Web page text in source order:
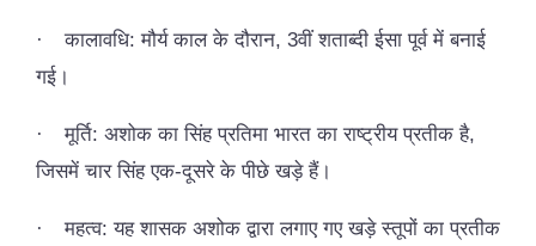
·
कालावधि: मौर्य काल के दौरान, 3वीं शताब्दी ईसा पूर्व में बनाई
गई।
·
मूर्ति: अशोक का सिंह प्रतिमा भारत का राष्ट्रीय प्रतीक है,
जिसमें चार सिंह एक-दूसरे के पीछे खड़े हैं।
·
महत्व: यह शासक अशोक द्वारा लगाए गए खड़े स्तूपों का प्रतीक